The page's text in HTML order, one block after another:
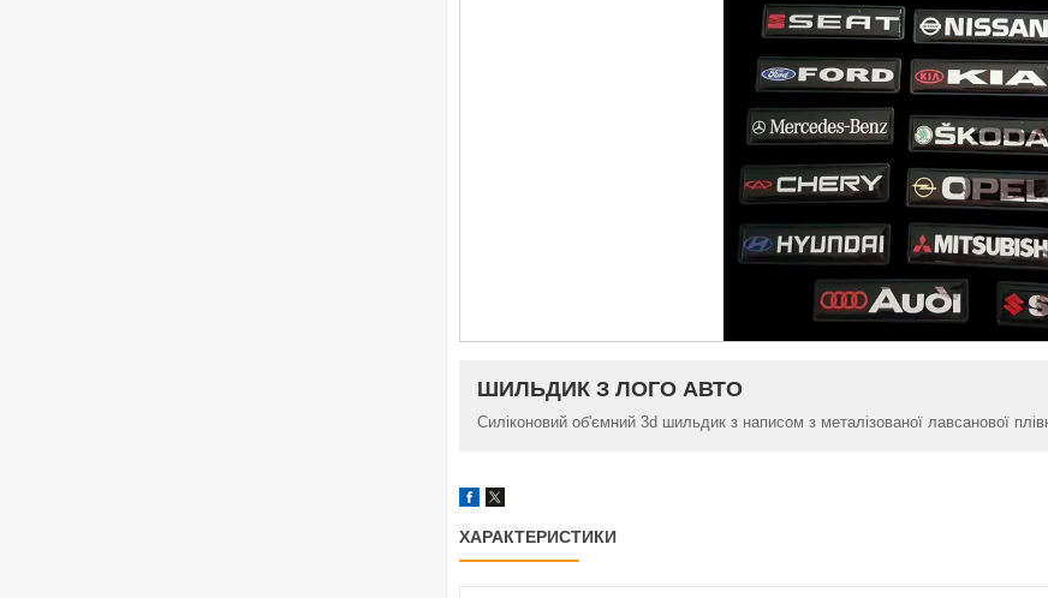
ШИЛЬДИК З ЛОГО АВТО
Силіконовий об'ємний 3d шильдик з написом з металізованої лавсанової
ХАРАКТЕРИСТИКИ